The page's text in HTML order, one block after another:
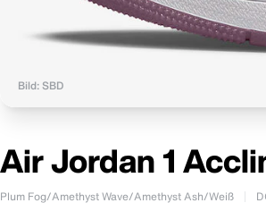
Bild: SBD
Air Jordan 1
Plum Fog/Amethyst Wave/Amethyst Ash/Weiß